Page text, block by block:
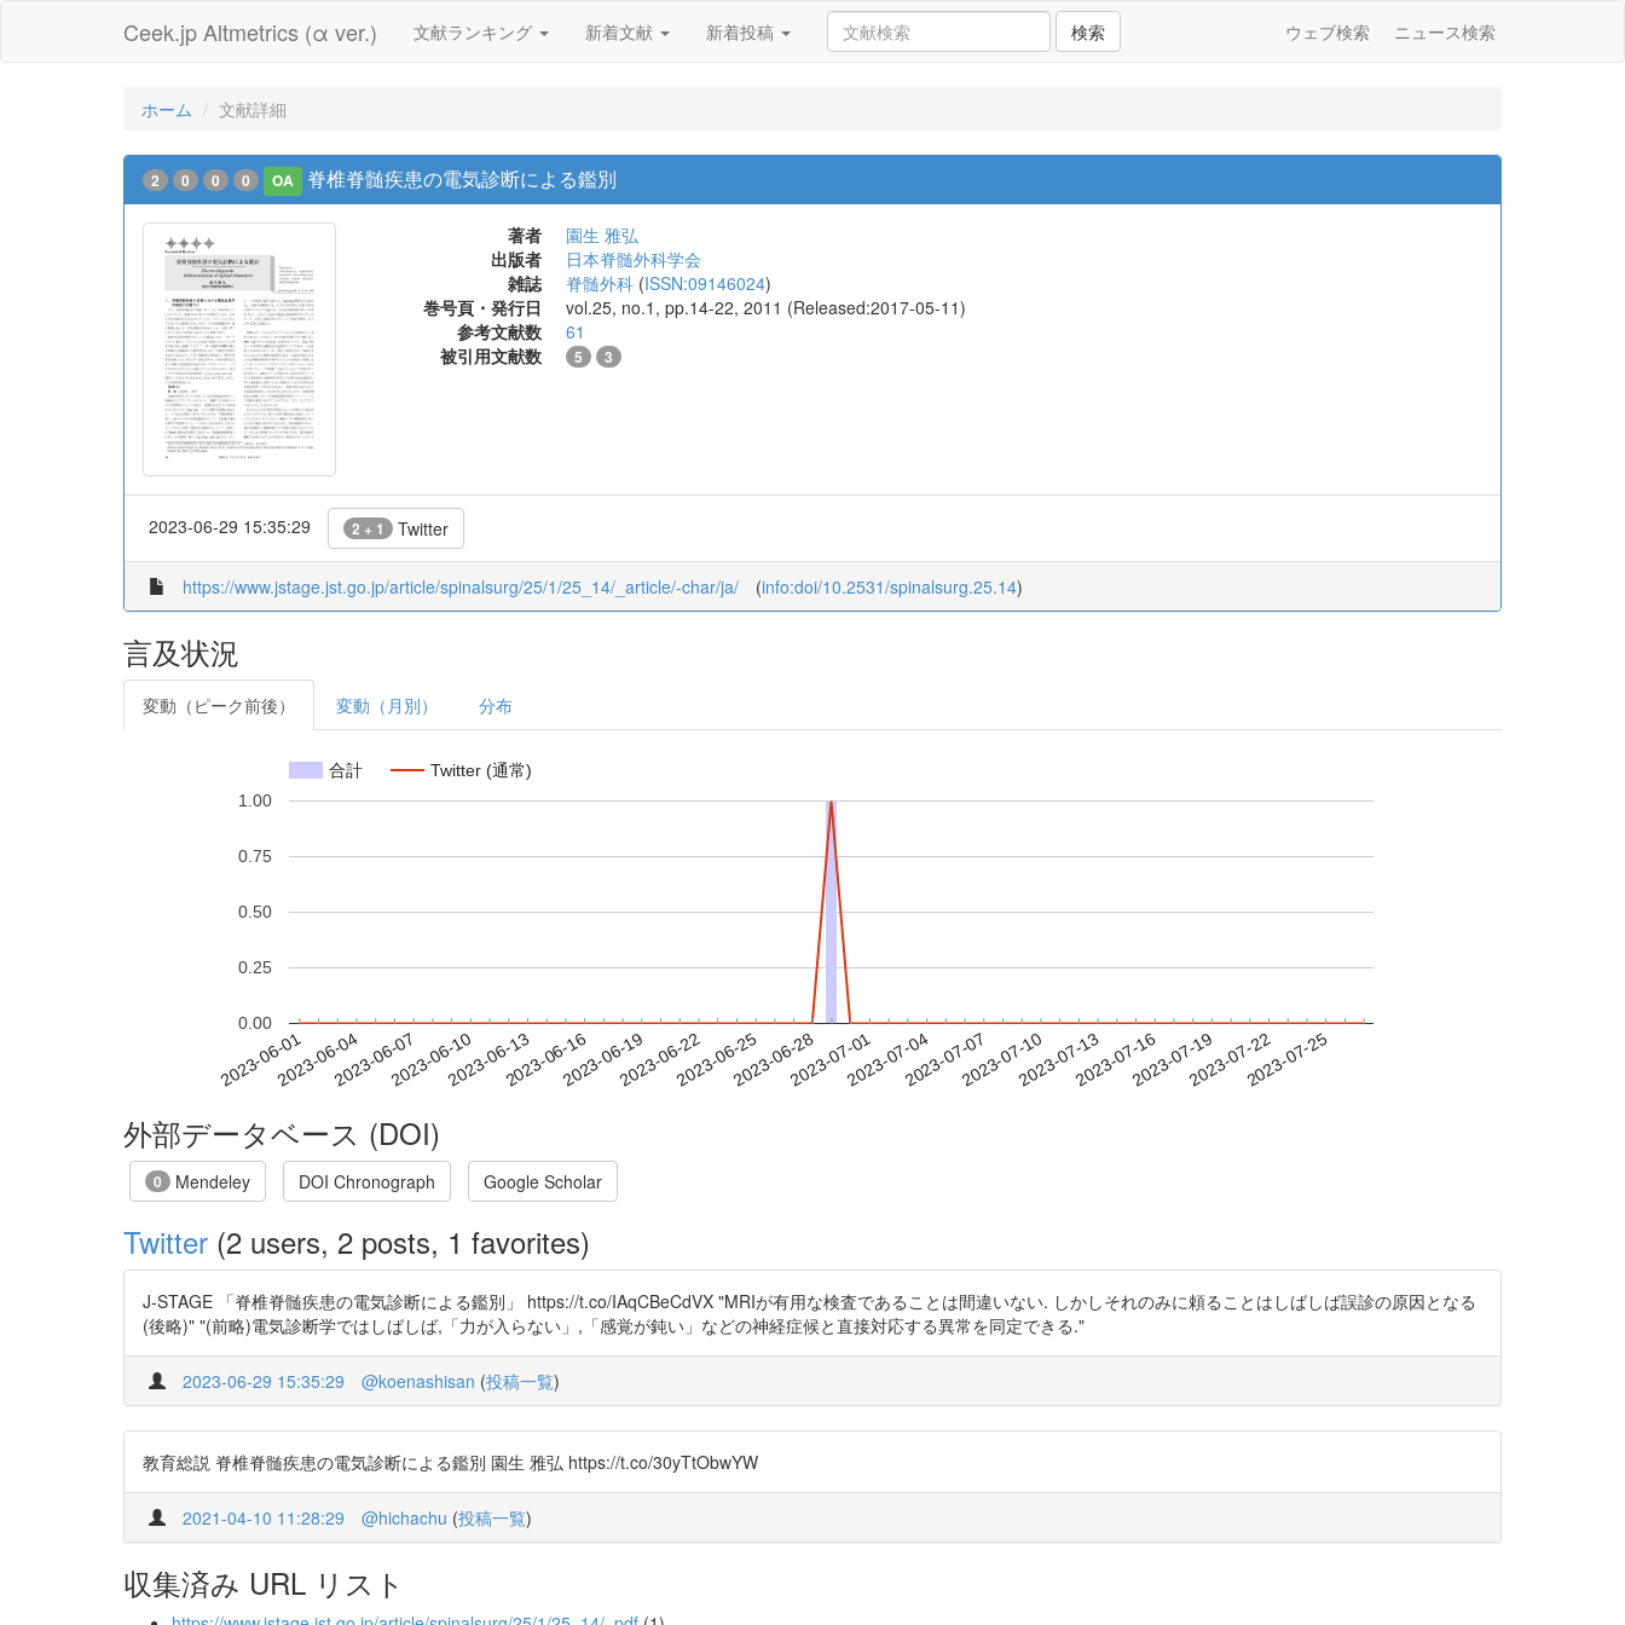
Ceek.jp Altmetrics (α ver.) 文献ランキング 新着文献 新着投稿 検索 ウェブ検索 ニュース検索
ホーム 文献詳細
2 0 0 0 OA 脊椎脊髄疾患の電気診断による鑑別
著者
園生 雅弘
出版者
日本脊髄外科学会
雑誌
脊髄外科 (ISSN:09146024)
巻号頁・発行日
vol.25, no.1, pp.14-22, 2011 (Released:2017-05-11)
参考文献数
61
被引用文献数
5 3
2023-06-29 15:35:29 2 + 1 Twitter
https://www.jstage.jst.go.jp/article/spinalsurg/25/1/25_14/_article/-char/ja/ (info:doi/10.2531/spinalsurg.25.14)
言及状況
変動（ピーク前後） 変動（月別） 分布
合計 Twitter (通常)
2023-06-012023-06-042023-06-072023-06-102023-06-132023-06-162023-06-192023-06-222023-06-252023-06-282023-07-012023-07-042023-07-072023-07-102023-07-132023-07-162023-07-192023-07-222023-07-25
0.00
0.25
0.50
0.75
1.00
外部データベース (DOI)
0 Mendeley DOI Chronograph Google Scholar
Twitter (2 users, 2 posts, 1 favorites)
J-STAGE 「脊椎脊髄疾患の電気診断による鑑別」 https://t.co/IAqCBeCdVX "MRIが有用な検査であることは間違いない. しかしそれのみに頼ることはしばしば誤診の原因となる
(後略)" "(前略)電気診断学ではしばしば,「力が入らない」,「感覚が鈍い」などの神経症候と直接対応する異常を同定できる."
2023-06-29 15:35:29 @koenashisan (投稿一覧)
教育総説 脊椎脊髄疾患の電気診断による鑑別 園生 雅弘 https://t.co/30yTtObwYW
2021-04-10 11:28:29 @hichachu (投稿一覧)
収集済み URL リスト